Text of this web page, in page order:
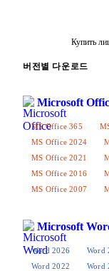
Купить
버전별 다운로드
Microsoft
MS Office 365
MS Office 2024
MS Office 2021
MS Office 2016
MS Office 2007
Microsoft
Word 2026 Word
Word 2022
Word